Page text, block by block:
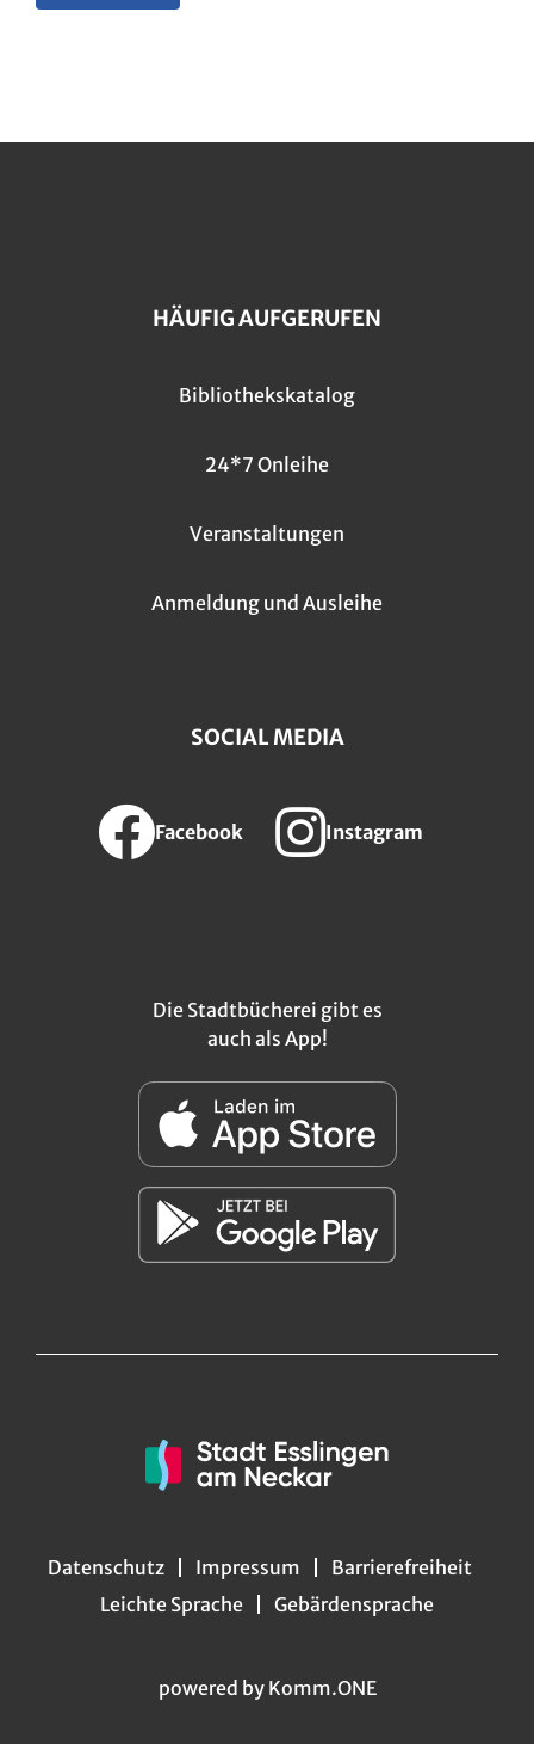
HÄUFIG AUFGERUFEN
Bibliothekskatalog
24*7 Onleihe
Veranstaltungen
Anmeldung und Ausleihe
SOCIAL MEDIA
Facebook Instagram
Die Stadtbücherei gibt es
auch als App!
Datenschutz Impressum
Barrierefreiheit
Leichte Sprache
Gebärdensprache
powered by Komm.ONE